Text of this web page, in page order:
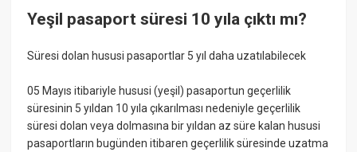
Yeşil pasaport süresi 10 yıla çıktı mı?
Süresi dolan hususi pasaportlar 5 yıl daha uzatılabilecek
05 Mayıs itibariyle hususi (yeşil) pasaportun geçerlilik
süresinin 5 yıldan 10 yıla çıkarılması nedeniyle geçerlilik
süresi dolan veya dolmasına bir yıldan az süre kalan hususi
pasaportların bugünden itibaren geçerlilik süresinde uzatma